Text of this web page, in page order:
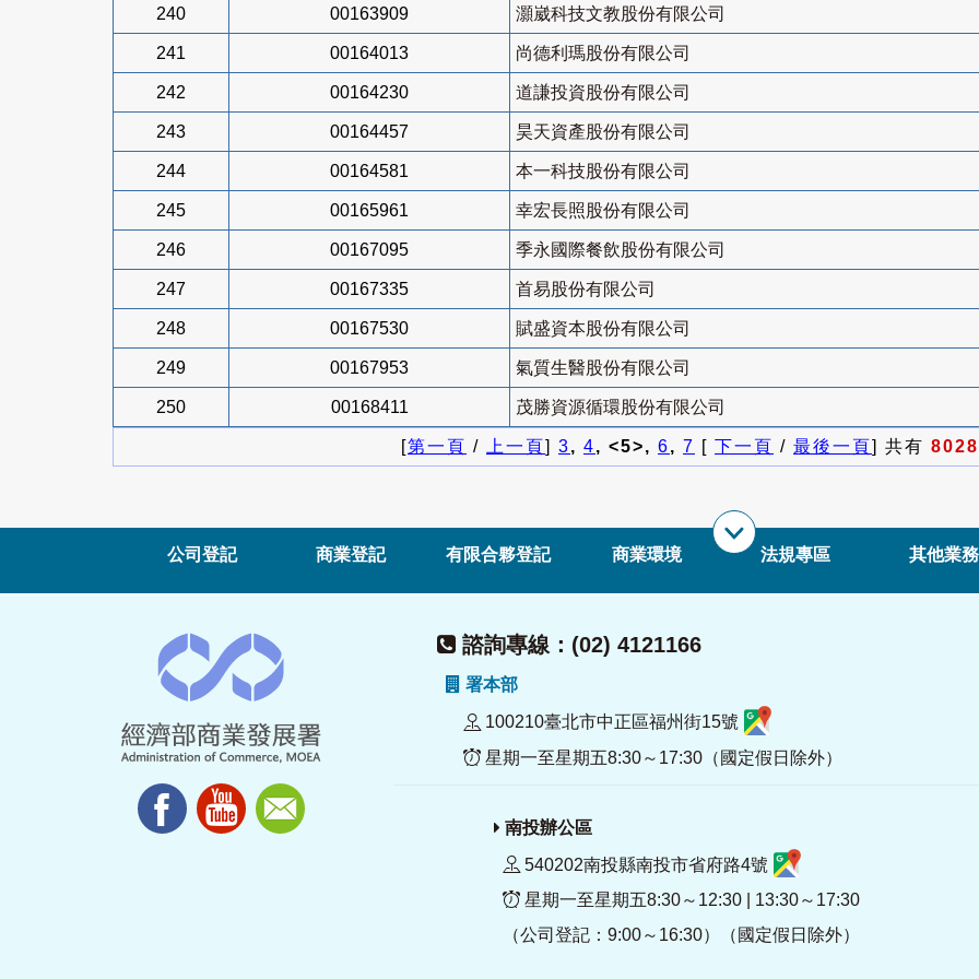
240 00163909 灝崴科技文教股份有限公司
241 00164013 尚德利瑪股份有限公司
242 00164230 道謙投資股份有限公司
243 00164457 昊天資產股份有限公司
244 00164581 本一科技股份有限公司
245 00165961 幸宏長照股份有限公司
246 00167095 季永國際餐飲股份有限公司
247 00167335 首易股份有限公司
248 00167530 賦盛資本股份有限公司
249 00167953 氣質生醫股份有限公司
250 00168411 茂勝資源循環股份有限公司
[第一頁 / 上一頁] 3, 4, <5>, 6, 7 [ 下一頁 / 最後一頁] 共有 8028
公司登記 商業登記 有限合夥登記 商業環境 法規專區 其他業務
諮詢專線：(02) 4121166
署本部
100210臺北市中正區福州街15號
星期一至星期五8:30～17:30（國定假日除外）
南投辦公區
540202南投縣南投市省府路4號
星期一至星期五8:30～12:30 | 13:30～17:30
（公司登記：9:00～16:30）（國定假日除外）